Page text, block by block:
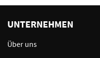
UNTERNEHMEN
Über uns